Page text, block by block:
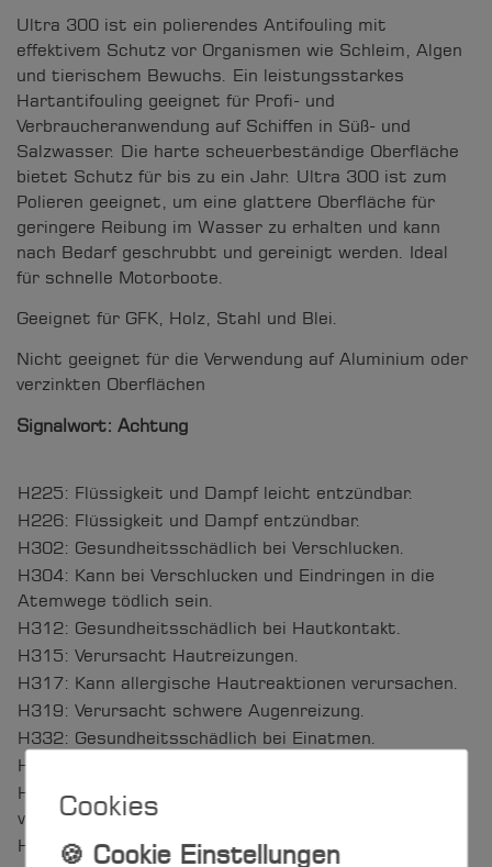
Ultra 300 ist ein polierendes Antifouling mit
effektivem Schutz vor Organismen wie Schleim, Algen
und tierischem Bewuchs. Ein leistungsstarkes
Hartantifouling geeignet für Profi- und
Verbraucheranwendung auf Schiffen in Süß-­ und
Salzwasser. Die harte scheuerbeständige Oberfläche
bietet Schutz für bis zu ein Jahr. Ultra 300 ist zum
Polieren geeignet, um eine glattere Oberfläche für
geringere Reibung im Wasser zu erhalten und kann
nach Bedarf geschrubbt und gereinigt werden. Ideal
für schnelle Motorboote.
Geeignet für GFK, Holz, Stahl und Blei.
Nicht geeignet für die Verwendung auf Aluminium oder
verzinkten Oberflächen
Signalwort: Achtung
H225: Flüssigkeit und Dampf leicht entzündbar.
H226: Flüssigkeit und Dampf entzündbar.
H302: Gesundheitsschädlich bei Verschlucken.
H304: Kann bei Verschlucken und Eindringen in die
Atemwege tödlich sein.
H312: Gesundheitsschädlich bei Hautkontakt.
H315: Verursacht Hautreizungen.
H317: Kann allergische Hautreaktionen verursachen.
H319: Verursacht schwere Augenreizung.
H332: Gesundheitsschädlich bei Einatmen.
H335: Kann die Atemwege reizen.
H336: Kann Schläfrigkeit und Benommenheit
verursachen.
H373: Kann die Organe schädigen bei längerer oder
Cookies